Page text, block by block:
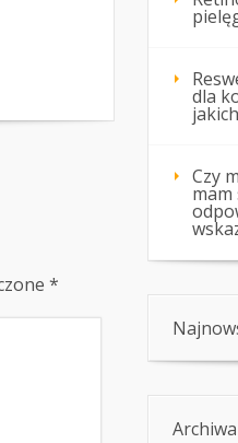
*
dla
Czy
Archiwa